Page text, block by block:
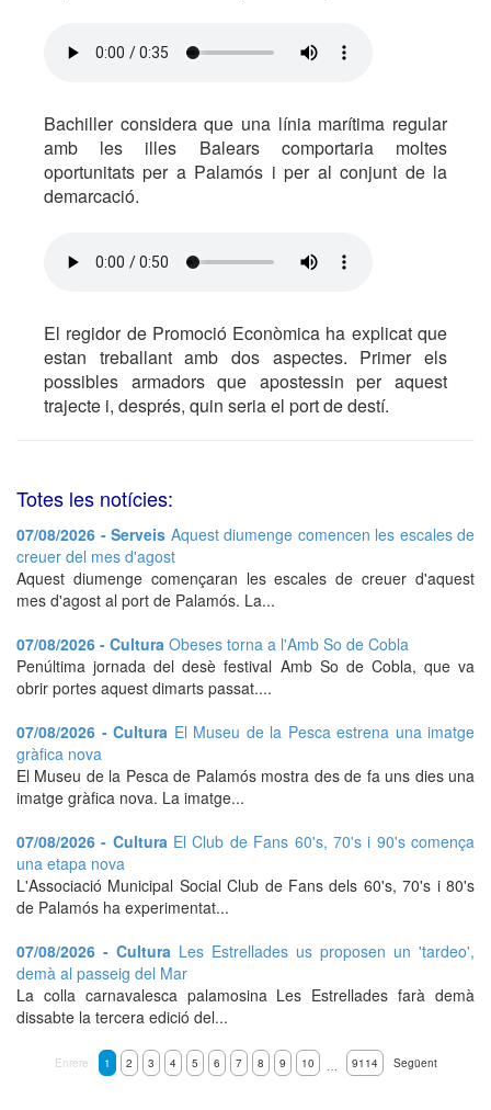
Bachiller considera que una línia marítima regular
amb les illes Balears comportaria moltes
oportunitats per a Palamós i per al conjunt de la
demarcació.
El regidor de Promoció Econòmica ha explicat que
estan treballant amb dos aspectes. Primer els
possibles armadors que apostessin per aquest
trajecte i, després, quin seria el port de destí.
Totes les notícies:
07/08/2026 - Serveis Aquest diumenge comencen les escales de
creuer del mes d'agost
Aquest diumenge començaran les escales de creuer d'aquest
mes d'agost al port de Palamós. La...
07/08/2026 - Cultura Obeses torna a l'Amb So de Cobla
Penúltima jornada del desè festival Amb So de Cobla, que va
obrir portes aquest dimarts passat....
07/08/2026 - Cultura El Museu de la Pesca estrena una imatge
gràfica nova
El Museu de la Pesca de Palamós mostra des de fa uns dies una
imatge gràfica nova. La imatge...
07/08/2026 - Cultura El Club de Fans 60's, 70's i 90's comença
una etapa nova
L'Associació Municipal Social Club de Fans dels 60's, 70's i 80's
de Palamós ha experimentat...
07/08/2026 - Cultura Les Estrellades us proposen un 'tardeo',
demà al passeig del Mar
La colla carnavalesca palamosina Les Estrellades farà demà
dissabte la tercera edició del...
Enrere 1 2 3 4 5 6 7 8 9 10 … 9114 Següent